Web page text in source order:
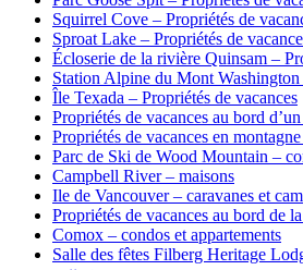
Squirrel Cove – Propriétés de
Sproat Lake – Propriétés de
Écloserie de la rivière Quinsam –
Station Alpine du Mont Washington
Île Texada – Propriétés de vacances
Propriétés de vacances au bord
Propriétés de vacances en
Parc de Ski de Wood Mountain –
Campbell River – maisons
Ile de Vancouver – caravanes et
Propriétés de vacances au bord de
Comox – condos et appartements
Salle des fêtes Filberg Heritage